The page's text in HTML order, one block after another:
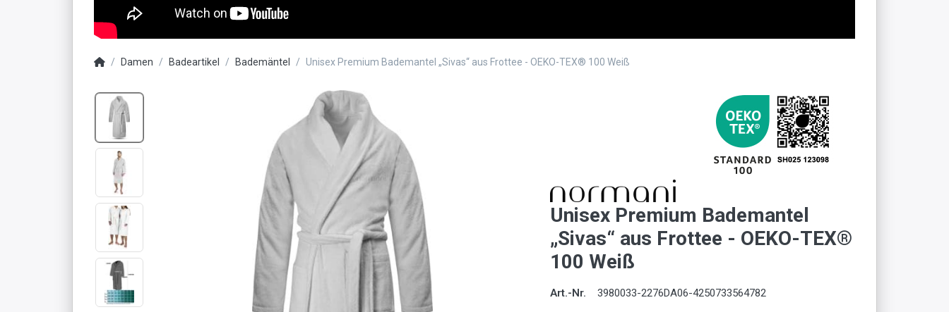
Damen Badeartikel Bademäntel Unisex Premium Bademantel „Sivas“ aus Frottee - OEKO-TEX® 100 Weiß
Unisex Premium Bademantel
„Sivas“ aus Frottee - OEKO-TEX®
100 Weiß
Art.-Nr. 3980033-2276DA06-4250733564782